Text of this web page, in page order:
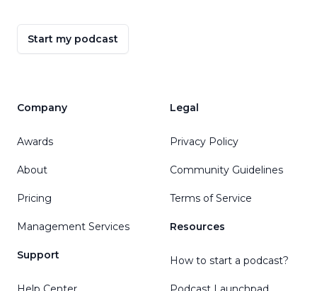
Start my podcast
Company
Awards
About
Pricing
Management Services
Support
Legal
Privacy Policy
Community Guidelines
Terms of Service
Resources
How to start a podcast?